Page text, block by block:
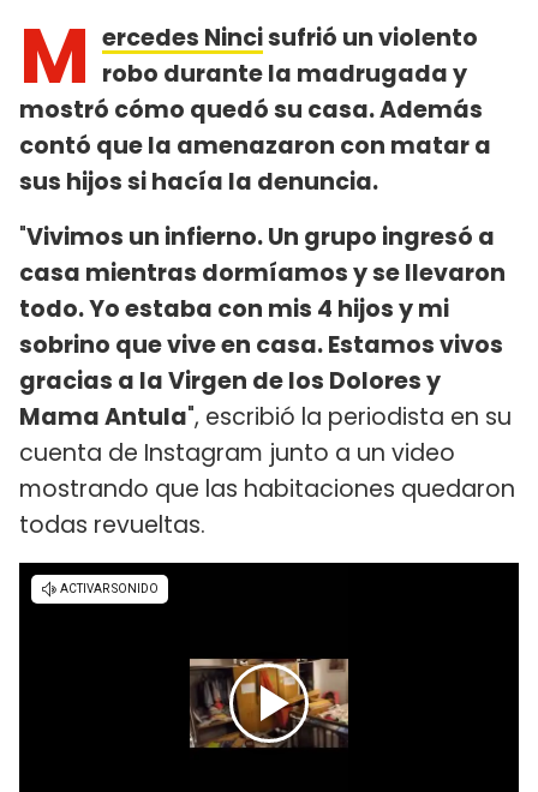
M ercedes Nincisufrió un violento
robo durante la madrugada y
mostró cómo quedó su casa. Además
contó que la amenazaron con matar a
sus hijos si hacía la denuncia.
"Vivimos un infierno. Un grupo ingresó a
casa mientras dormíamos y se llevaron
todo. Yo estaba con mis 4 hijos y mi
sobrino que vive en casa. Estamos vivos
gracias a la Virgen de los Dolores y
Mama Antula", escribió la periodista en su
cuenta de Instagram junto a un video
mostrando que las habitaciones quedaron
todas revueltas.